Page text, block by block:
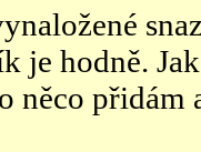
je hodně.
něco přidám